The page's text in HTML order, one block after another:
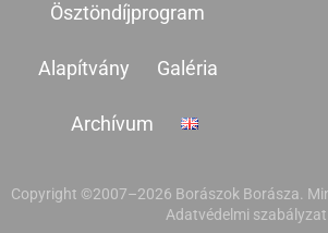
Ösztöndíjprogram
Alapítvány Galéria
Archívum
Copyright ©2007–2026 Borászok Borásza.
Adatvédelmi szabályzat